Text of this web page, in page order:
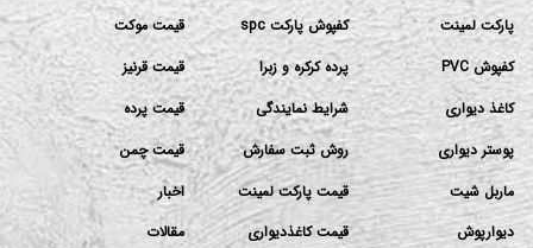
پارکت لمینت
کفپوش PVC
کاغذ دیواری
پوستر دیواری
ماربل شیت
دیوارپوش
کفپوش پارکت spc
پرده کرکره و زبرا
شرایط نمایندگی
روش ثبت سفارش
قیمت پارکت لمینت
قیمت کاغذدیواری
قیمت موکت
قیمت قرنیز
قیمت پرده
قیمت چمن
اخبار
مقالات